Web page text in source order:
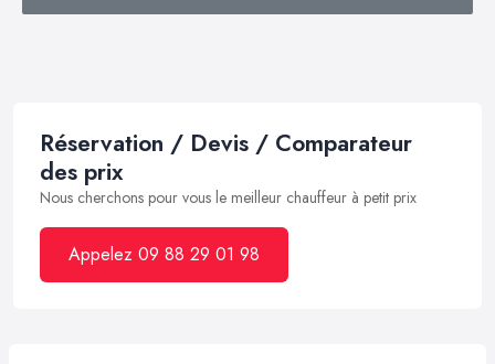
Réservation / Devis / Comparateur
des prix
Nous cherchons pour vous le meilleur chauffeur à petit prix
Appelez 09 88 29 01 98